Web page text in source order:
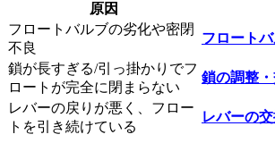
原因
フロートバルブの劣化や密閉
不良
フロート
鎖が長すぎる/引っ掛かりでフ
ロートが完全に閉まらない
鎖の調整
レバーの戻りが悪く、フロー
トを引き続けている
レバーの